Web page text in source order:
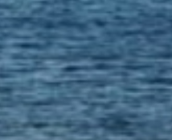
instaló el
una enorme cuota
secuestros,
en carne propia y
contar todo lo
morriña, saudades,
los padres y